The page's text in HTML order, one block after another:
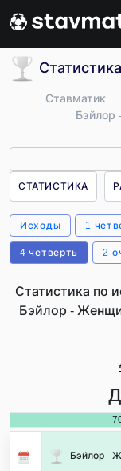
Ставматик
СТАТИСТИКА
Исходы 1
4 четверть 2-
Статистика по
Бэйлор -
Бэйлор -